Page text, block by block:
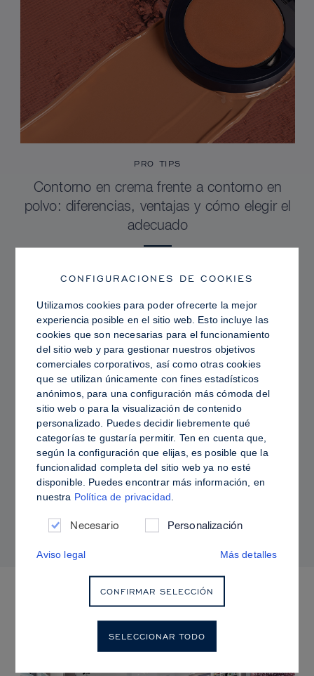
PRO TIPS
Contorno en crema frente a contorno en
polvo: diferencias, ventajas y cómo elegir el
adecuado
PRO TIPS
Piel grasa frente a piel hidratada: cómo fijar
Sculpt & Glow para lograr un acabado
PRÓXIMOS EVENTOS
CONFIGURACIONES DE COOKIES
Utilizamos cookies para poder ofrecerte la mejor
experiencia posible en el sitio web. Esto incluye las
cookies que son necesarias para el funcionamiento
del sitio web y para gestionar nuestros objetivos
comerciales corporativos, así como otras cookies
que se utilizan únicamente con fines estadísticos
anónimos, para una configuración más cómoda del
sitio web o para la visualización de contenido
personalizado. Puedes decidir liebremente qué
categorías te gustaría permitir. Ten en cuenta que,
según la configuración que elijas, es posible que la
funcionalidad completa del sitio web ya no esté
disponible. Puedes encontrar más información, en
nuestra Política de privacidad
Necesario Personalización
Aviso legal Más detalles
CONFIRMAR SELECCIÓN
SELECCIONAR TODO